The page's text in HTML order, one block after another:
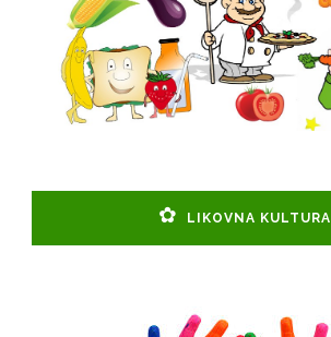
LIKOVNA KULTURA